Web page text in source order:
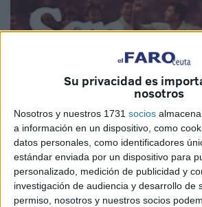
Su privacidad es
nosotros
Nosotros y nuestros 1731 socios
a información en un dispositivo, como
datos personales, como identificadores
estándar enviada por un dispositivo para
personalizado, medición de publicidad y
investigación de audiencia y desarrollo de
permiso, nosotros y nuestros socios